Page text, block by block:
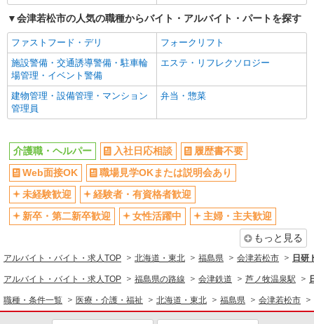
アルバイト パート 派遣社員
日研トータルソーシング株式会社 メディカルケア事業部/郡山オフィ
ス【看護助手】
看護助手（ナースエイド）
時給1,150円 ★週払いOK（規定あり） ※給与
幅は経験・能力による
キープ 詳細を見る
派遣社員
株式会社kotrio /●SD-H-2066493
タイパ最強！希望の働き方が叶う有料住宅のス
時給1350円〜2062円 ＜日払い有/週払い有/交
通費全支給(ガソリン代含む)＞
会津若松市 その他多数
キープ 詳細を見る
会津若松市の人気の職種からバイト・アルバイト・パートを探す
ファストフード・デリ
フォークリフト
施設警備・交通誘導警備・駐車輪
場管理・イベント警備
エステ・リフレクソロジー
建物管理・設備管理・マンション
管理員
弁当・惣菜
介護職・ヘルパー 入社日応相談
履歴書不要
Web面接OK
職場見学OKまたは説明会あり
未経験歓迎
経験者・有資格者歓迎
新卒・第二新卒歓迎
女性活躍中
主婦・主夫歓迎
もっと見る
アルバイト・バイト・求人TOP 北海道・東北 福島県 会津若松市 日研
アルバイト・バイト・求人TOP 福島県の路線 会津鉄道 芦ノ牧温泉駅
職種・条件一覧 医療・介護・福祉 北海道・東北 福島県 会津若松市